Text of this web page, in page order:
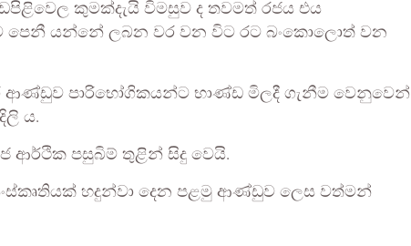
කුමක්දැයි විමසුව ද තවමත් රජය එය
පෙනී යන්නේ ලබන වර වන විට රට බංකොලොත් වන
ආණ්ඩුව පාරිභෝගිකයන්ට භාණ්ඩ මිලදී ගැනීම වෙනුවෙන්
ය.
ආර්ථික පසුබිම් තුළින් සිදු වෙයි.
හදුන්වා දෙන පළමු ආණ්ඩුව ලෙස වත්මන්